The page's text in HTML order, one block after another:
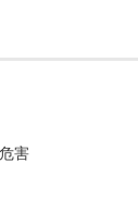
害